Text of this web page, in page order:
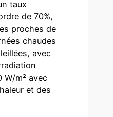
taux
de 70%,
proches de
chaudes
avec
W/m² avec
et des